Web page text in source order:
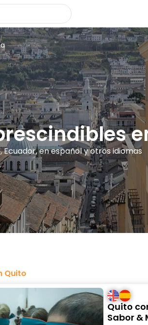
Ecuador, en español y otros idiomas
Quito
Quito
Sabor &